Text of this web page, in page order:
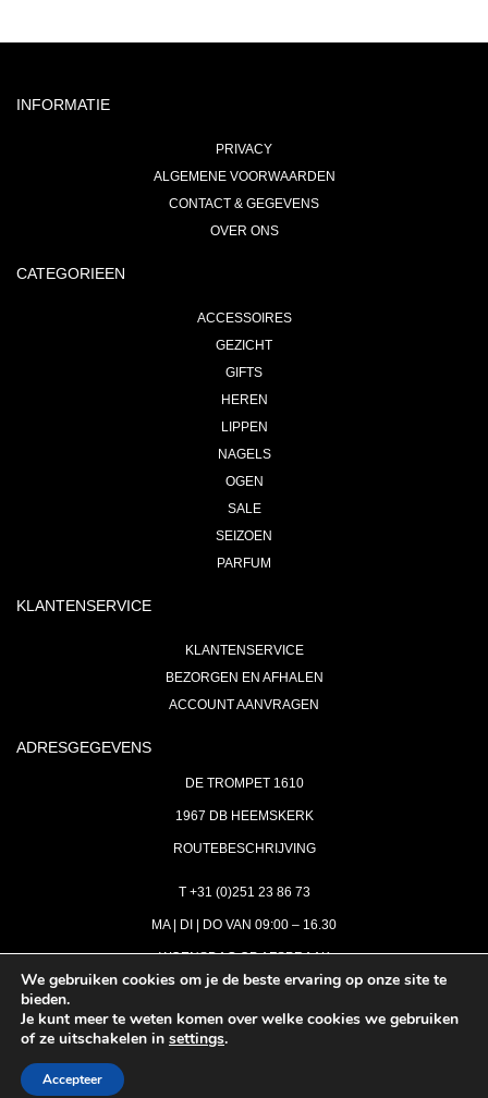
INFORMATIE
PRIVACY
ALGEMENE VOORWAARDEN
CONTACT & GEGEVENS
OVER ONS
CATEGORIEEN
ACCESSOIRES
GEZICHT
GIFTS
HEREN
LIPPEN
NAGELS
OGEN
SALE
SEIZOEN
PARFUM
KLANTENSERVICE
KLANTENSERVICE
BEZORGEN EN AFHALEN
ACCOUNT AANVRAGEN
ADRESGEGEVENS
DE TROMPET 1610
1967 DB HEEMSKERK
ROUTEBESCHRIJVING
T +31 (0)251 23 86 73
MA | DI | DO VAN 09:00 – 16.30
WOENSDAG OP AFSPRAAK
INFO@ASTH.NL
We gebruiken cookies om je de beste ervaring op onze site te
bieden.
Je kunt meer te weten komen over welke cookies we gebruiken
of ze uitschakelen in settings.
Accepteer